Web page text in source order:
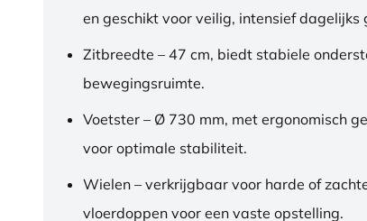
en geschikt voor veilig, intensief dagelijks
Zitbreedte – 47 cm, biedt stabiele
bewegingsruimte.
Voetster – Ø 730 mm, met ergonomisch
voor optimale stabiliteit.
Wielen – verkrijgbaar voor harde of
vloerdoppen voor een vaste opstelling.